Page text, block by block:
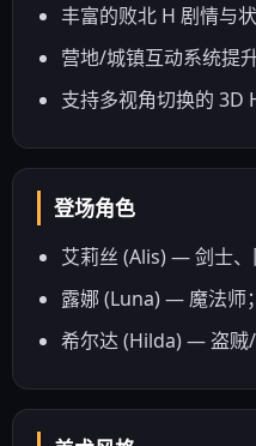
丰富的败北 H 剧情与
营地/城镇互动系统提
支持多视角切换的 3D
登场角色
艾莉丝 (Alis) — 剑士
露娜 (Luna) — 魔法师
希尔达 (Hilda) — 盗贼